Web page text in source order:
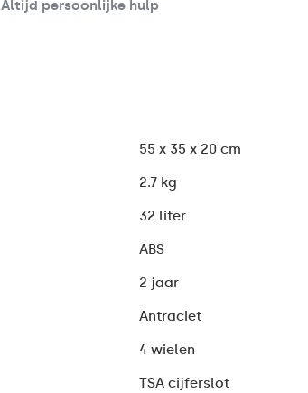
Altijd persoonlijke hulp
55 x 35 x 20 cm
2.7 kg
32 liter
ABS
2 jaar
Antraciet
4 wielen
TSA cijferslot